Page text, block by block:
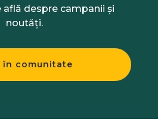
află despre campanii și
noutăți.
în comunitate